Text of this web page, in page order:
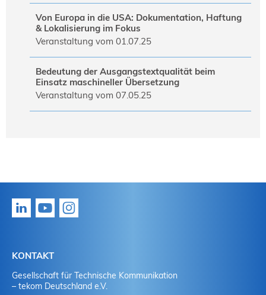
Stellenangebote
Stellengesuche
Dienstleister
Downloadbereich
Von Europa in die USA: Dokumentation, Haftung
& Lokalisierung im Fokus
Veranstaltung vom 01.07.25
Bedeutung der Ausgangstextqualität beim
Einsatz maschineller Übersetzung
Veranstaltung vom 07.05.25
KONTAKT
Gesellschaft für Technische Kommunikation
– tekom Deutschland e.V.